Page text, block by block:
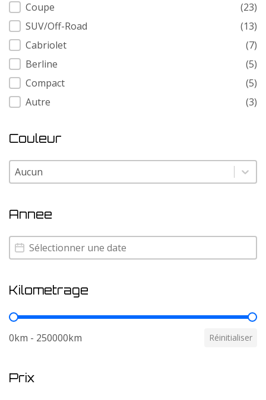
Carrosserie
Coupe
(23)
SUV/Off-Road
(13)
Cabriolet
(7)
Berline
(5)
Compact
(5)
Autre
(3)
Couleur
Couleur
Couleur
Annee
Annee
Annee
Kilometrage
Kilometrage
0km - 250000km Réinitialiser
Prix